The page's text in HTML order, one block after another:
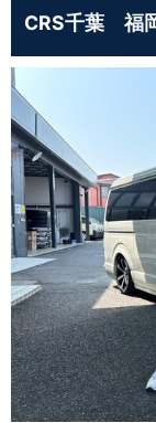
CRS千葉 福